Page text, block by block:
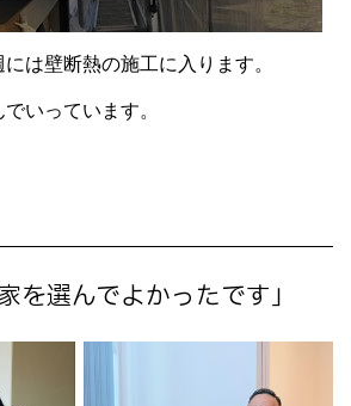
は壁断熱の施工に入ります。
いっています。
を選んでよかったです」